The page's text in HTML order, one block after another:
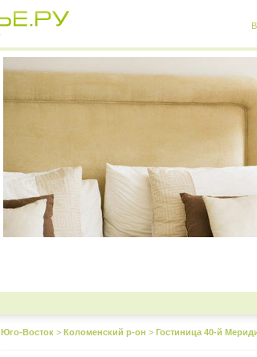
Юго-Восток > Коломенский р-он > Гостиница 40-й